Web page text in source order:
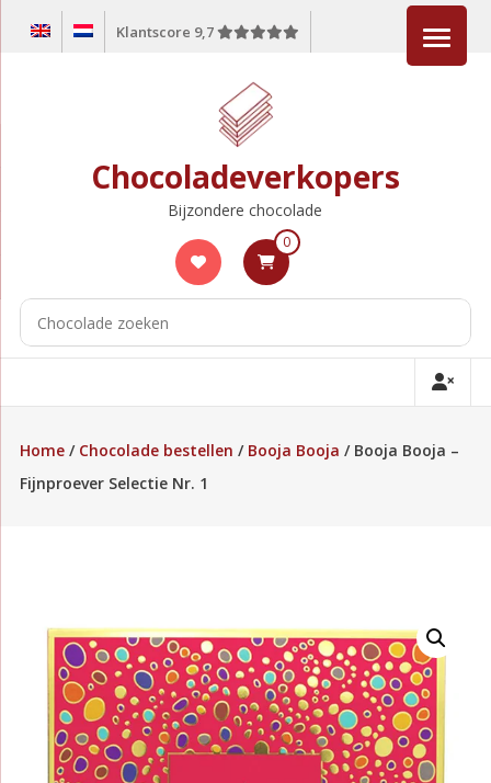
Klantscore 9,7
Chocoladeverkopers
Bijzondere chocolade
0
Home/ Chocolade bestellen / Booja Booja / Booja Booja –
Fijnproever Selectie Nr. 1